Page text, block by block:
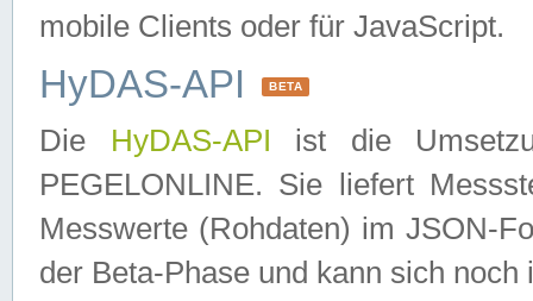
mobile Clients oder für JavaScript.
HyDAS-API BETA
Die HyDAS-API ist die
PEGELONLINE. Sie liefert
Messwerte (Rohdaten) im JSON-
der Beta-Phase und kann sich noch